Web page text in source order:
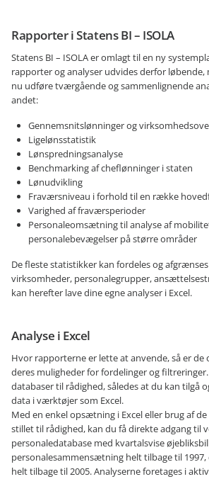
Rapporter i Statens BI – ISOLA
Statens BI – ISOLA er omlagt til en ny
rapporter og analyser udvides derfor løbende,
nu udføre tværgående og sammenlignende
andet:
Gennemsnitslønninger og
Ligelønsstatistik
Lønspredningsanalyse
Benchmarking af cheflønninger i staten
Lønudvikling
Fraværsniveau i forhold til en række
Varighed af fraværsperioder
Personaleomsætning til analyse af
personalebevægelser på større områder
De fleste statistikker kan fordeles og
virksomheder, personalegrupper,
kan herefter lave dine egne analyser i Excel.
Analyse i Excel
Hvor rapporterne er lette at anvende, så er de
deres muligheder for fordelinger og
databaser til rådighed, således at du kan tilgå
data i værktøjer som Excel.
Med en enkel opsætning i Excel eller brug af
stillet til rådighed, kan du få direkte adgang til
personaledatabase med kvartalsvise
personalesammensætning helt tilbage til
helt tilbage til 2005. Analyserne foretages i